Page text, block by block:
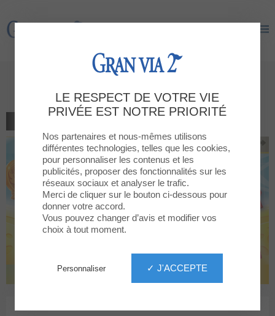
Gran Via 2
LE RESPECT DE VOTRE VIE
PRIVÉE EST NOTRE PRIORITÉ
Nos partenaires et nous-mêmes utilisons
différentes technologies, telles que les cookies,
pour personnaliser les contenus et les
publicités, proposer des fonctionnalités sur les
réseaux sociaux et analyser le trafic.
Merci de cliquer sur le bouton ci-dessous pour
donner votre accord.
Vous pouvez changer d’avis et modifier vos
choix à tout moment.
✓ J'ACCEPTE
Personnaliser